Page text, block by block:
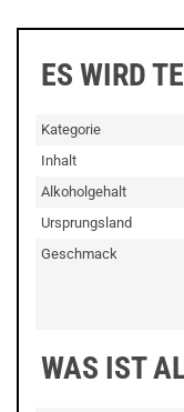
ES WIRD
Kategorie
Inhalt
Alkoholgehalt
Ursprungsland
Geschmack
WAS IST